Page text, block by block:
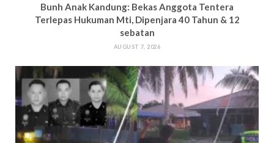
Bunh Anak Kandung: Bekas Anggota Tentera
Terlepas Hukuman Mti, Dipenjara 40 Tahun & 12
sebatan
AUGUST 7, 2026